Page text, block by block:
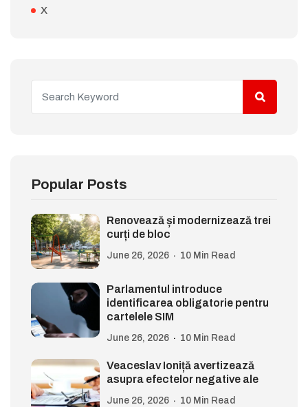
X
Popular Posts
Renovează și modernizează trei
curți de bloc
June 26, 2026 10 Min Read
Parlamentul introduce
identificarea obligatorie pentru
cartelele SIM
June 26, 2026 10 Min Read
Veaceslav Ioniță avertizează
asupra efectelor negative ale
June 26, 2026 10 Min Read